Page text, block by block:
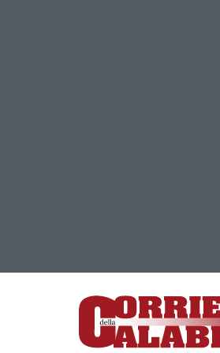
Lamezia Terme (CZ)
responsabile Paola Militano |Privacy